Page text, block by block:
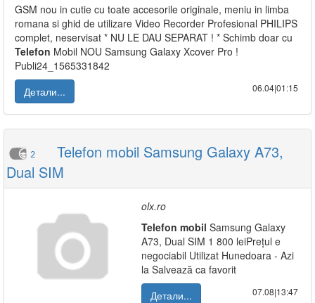
GSM nou in cutie cu toate accesorile originale, meniu in limba
romana si ghid de utilizare Video Recorder Profesional PHILIPS
complet, neservisat * NU LE DAU SEPARAT ! * Schimb doar cu
Telefon Mobil NOU Samsung Galaxy Xcover Pro !
Publi24_1565331842
Детали...
06.04|01:15
2
Telefon mobil Samsung Galaxy A73,
Dual SIM
olx.ro
Telefon mobil Samsung Galaxy
A73, Dual SIM 1 800 leiPrețul e
negociabil Utilizat Hunedoara - Azi
la Salvează ca favorit
Детали...
07.08|13:47